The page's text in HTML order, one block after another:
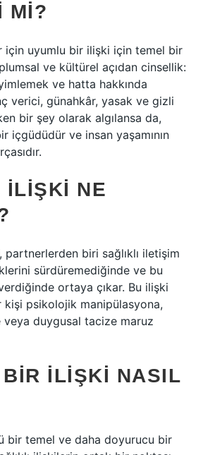
MI?
için uyumlu bir ilişki için temel bir
ve kültürel açıdan cinsellik:
ve hatta hakkında
verici, günahkâr, yasak ve gizli
bir şey olarak algılansa da,
içgüdüdür ve insan yaşamının
ILIŞKI NE
biri sağlıklı iletişim
sürdüremediğinde ve bu
ortaya çıkar. Bu ilişki
kişi psikolojik manipülasyona,
duygusal tacize maruz
BIR ILIŞKI NASIL
bir temel ve daha doyurucu bir